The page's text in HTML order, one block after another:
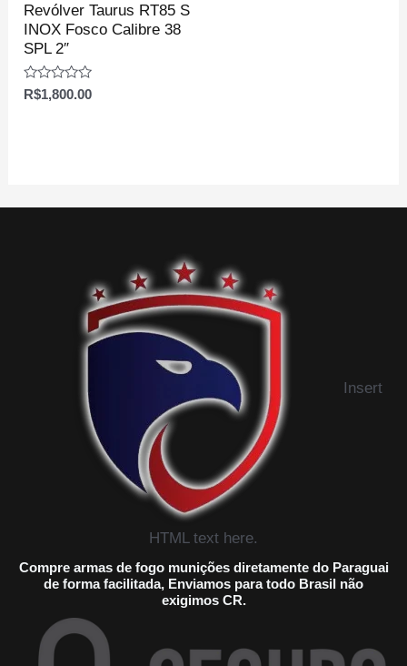
Revólver Taurus RT85 S
INOX Fosco Calibre 38
SPL 2″
Avaliação
R$1,800.00
Insert
HTML text here.
Compre armas de fogo munições diretamente do Paraguai
de forma facilitada, Enviamos para todo Brasil não
exigimos CR.